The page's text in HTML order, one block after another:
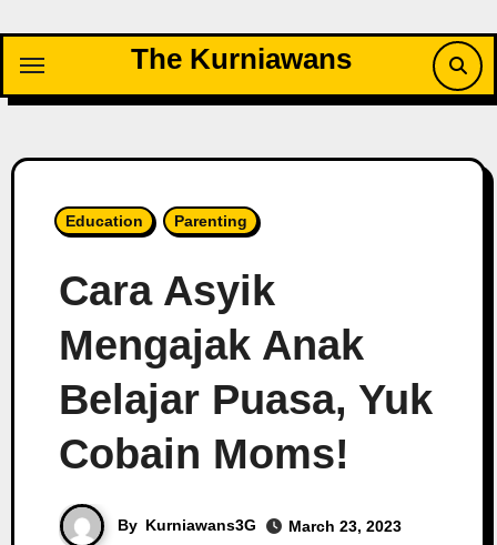
content
The Kurniawans
Education Parenting
Cara Asyik
Mengajak Anak
Belajar Puasa, Yuk
Cobain Moms!
By Kurniawans3G March 23, 2023